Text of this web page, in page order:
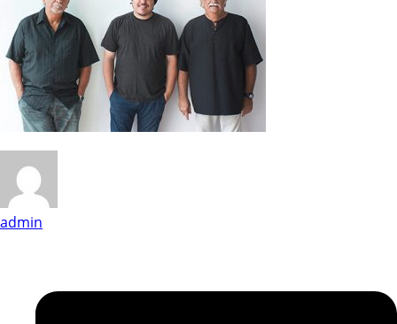
admin